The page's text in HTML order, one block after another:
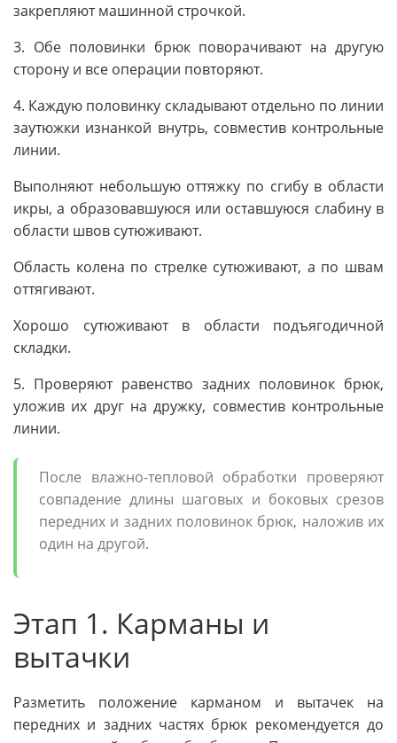
закрепляют машинной строчкой.
3. Обе половинки брюк поворачивают на другую
сторону и все операции повторяют.
4. Каждую половинку складывают отдельно по линии
заутюжки изнанкой внутрь, совместив контрольные
линии.
Выполняют небольшую оттяжку по сгибу в области
икры, а образовавшуюся или оставшуюся слабину в
области швов сутюживают.
Область колена по стрелке сутюживают, а по швам
оттягивают.
Хорошо сутюживают в области подъягодичной
складки.
5. Проверяют равенство задних половинок брюк,
уложив их друг на дружку, совместив контрольные
линии.
После влажно-тепловой обработки проверяют
совпадение длины шаговых и боковых срезов
передних и задних половинок брюк, наложив их
один на другой.
Этап 1. Карманы и
вытачки
Разметить положение карманом и вытачек на
передних и задних частях брюк рекомендуется до